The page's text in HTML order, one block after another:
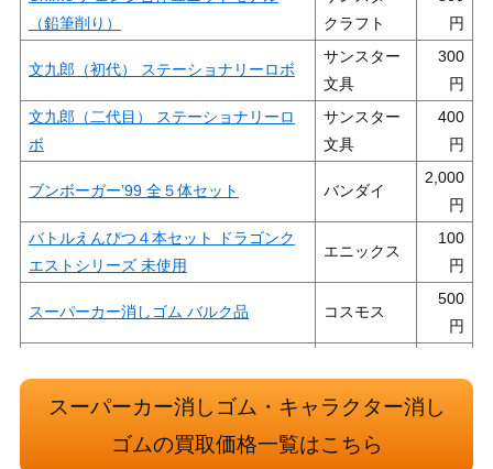
（鉛筆削り）
クラフト
文九郎（初代） ステーショナリーロボ
サンスター
文具
300
文九郎（二代目） ステーショナリーロ
ボ
サンスター
文具
400
ブンボーガー’99 全５体セット バンダイ
2,000
バトルえんぴつ４本セット ドラゴンク
エストシリーズ 未使用
エニックス
100
スーパーカー消しゴム バルク品 コスモス
500
テレＱ ステーショナリーロボ
サンスター
文具
200
スーパーカー消しゴム・キャラクター消し
ゴムの買取価格一覧はこちら